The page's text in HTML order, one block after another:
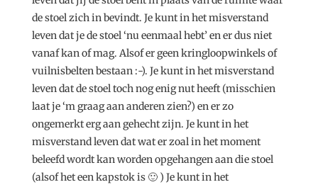
de stoel zich in bevindt. Je kunt in het misverstand
leven dat je de stoel ‘nu eenmaal hebt’ en er dus niet
vanaf kan of mag. Alsof er geen kringloopwinkels of
vuilnisbelten bestaan :-). Je kunt in het misverstand
leven dat de stoel toch nog enig nut heeft (misschien
laat je ‘m graag aan anderen zien?) en er zo
ongemerkt erg aan gehecht zijn. Je kunt in het
misverstand leven dat wat er zoal in het moment
beleefd wordt kan worden opgehangen aan die stoel
(alsof het een kapstok is 🙂 ) Je kunt in het